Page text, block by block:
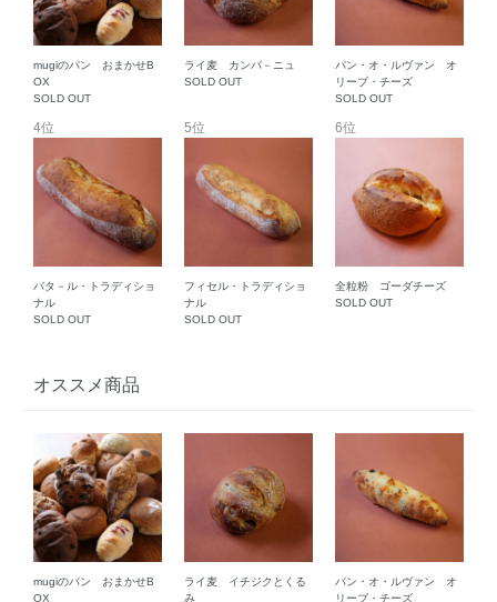
mugiのパン おまかせB
OX
SOLD OUT
ライ麦 カンパ－ニュ
SOLD OUT
パン・オ・ルヴァン オ
リーブ・チーズ
SOLD OUT
4位
バタ－ル・トラディショ
ナル
SOLD OUT
5位
フィセル・トラディショ
ナル
SOLD OUT
6位
全粒粉 ゴーダチーズ
SOLD OUT
オススメ商品
mugiのパン おまかせB
OX
ライ麦 イチジクとくる
み
パン・オ・ルヴァン オ
リーブ・チーズ